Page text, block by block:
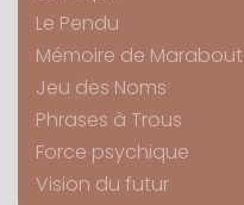
Le Pendu
Mémoire de Marabout
Jeu des Noms
Phrases à Trous
Force psychique
Vision du futur